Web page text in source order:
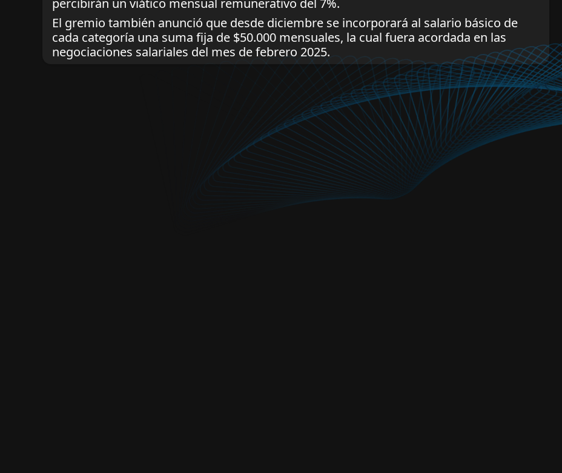
El gremio también anunció que desde diciembre se incorporará al salario básico de
cada categoría una suma fija de $50.000 mensuales, la cual fuera acordada en las
negociaciones salariales del mes de febrero 2025.